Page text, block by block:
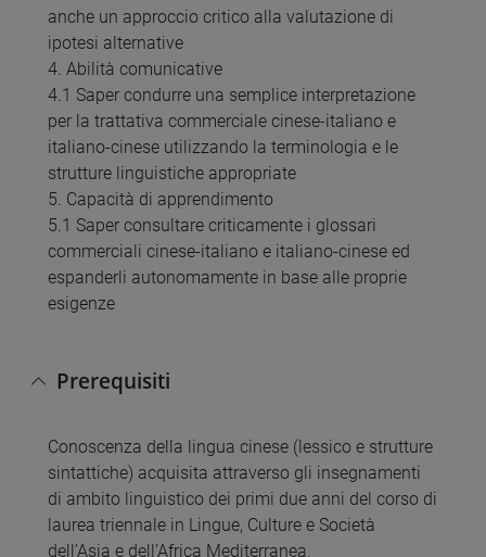
anche un approccio critico alla valutazione di
ipotesi alternative
4. Abilità comunicative
4.1 Saper condurre una semplice interpretazione
per la trattativa commerciale cinese-italiano e
italiano-cinese utilizzando la terminologia e le
strutture linguistiche appropriate
5. Capacità di apprendimento
5.1 Saper consultare criticamente i glossari
commerciali cinese-italiano e italiano-cinese ed
espanderli autonomamente in base alle proprie
esigenze
Prerequisiti
Conoscenza della lingua cinese (lessico e strutture
sintattiche) acquisita attraverso gli insegnamenti
di ambito linguistico dei primi due anni del corso di
laurea triennale in Lingue, Culture e Società
dell’Asia e dell’Africa Mediterranea.